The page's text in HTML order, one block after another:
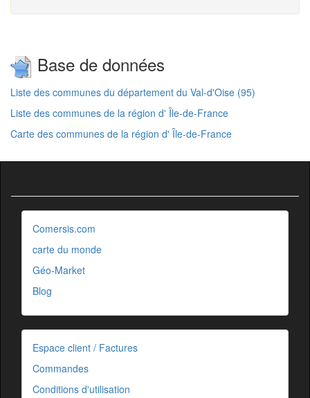
Base de données
Liste des communes du département du Val-d'Oise (95)
Liste des communes de la région d' Île-de-France
Carte des communes de la région d' Île-de-France
Comersis.com
carte du monde
Géo-Market
Blog
Espace client / Factures
Commandes
Conditions d'utilisation